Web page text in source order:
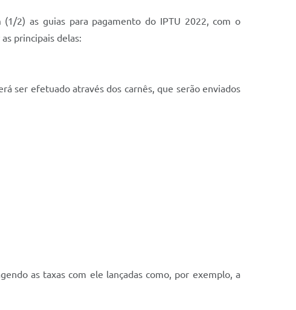
2) as guias para pagamento do IPTU 2022, com o
principais delas:
ser efetuado através dos carnês, que serão enviados
as taxas com ele lançadas como, por exemplo, a